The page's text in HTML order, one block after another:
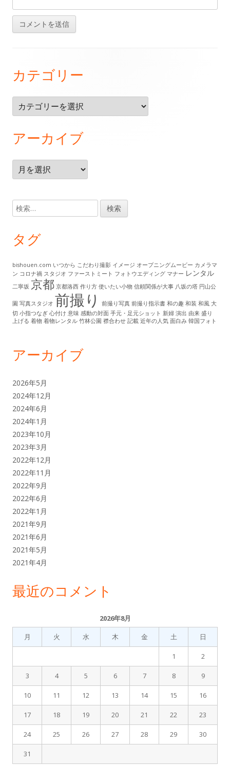
ッ
タ
ー・
コ
ン
テ
ツ
カテゴリー
テ
リ
アーカイブ
ー
イ
ブ
検
索:
タグ
bishouen.com いつから こだわり撮影 イメージ オープニングムービー カメラマ
ン コロナ禍 スタジオ ファーストミート フォトウエディング マナー レンタル
二寧坂 京都 京都洛西 作り方 使いたい小物 信頼関係が大事 八坂の塔 円山公
園 写真スタジオ 前撮り 前撮り写真 前撮り指示書 和の趣 和装 和風 大
切 小指つなぎ 心付け 意味 感動の対面 手元・足元ショット 新婦 演出 由来 盛り
上げる 着物 着物レンタル 竹林公園 襟合わせ 記載 近年の人気 面白み 韓国フォト
アーカイブ
2026年5月
2024年12月
2024年6月
2024年1月
2023年10月
2023年3月
2022年12月
2022年11月
2022年9月
2022年6月
2022年1月
2021年9月
2021年6月
2021年5月
2021年4月
最近のコメント
2026年8月
月
火 水 木 金 土 日
1 2
3 4 5 6 7 8 9
10 11 12 13 14 15 16
17 18 19 20 21 22 23
24 25 26 27 28 29 30
31